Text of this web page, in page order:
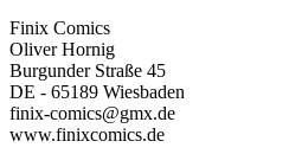
Finix Comics
Oliver Hornig
Burgunder Straße 45
DE - 65189 Wiesbaden
finix-comics@gmx.de
www.finixcomics.de